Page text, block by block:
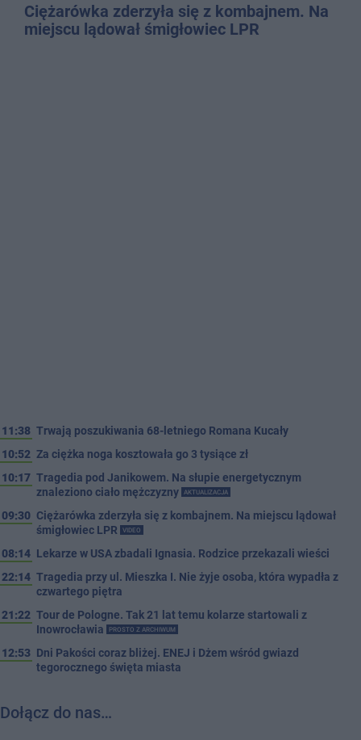
Ciężarówka zderzyła się z kombajnem. Na
miejscu lądował śmigłowiec LPR
11:38 Trwają poszukiwania 68-letniego Romana Kucały
10:52 Za ciężka noga kosztowała go 3 tysiące zł
10:17 Tragedia pod Janikowem. Na słupie energetycznym
znaleziono ciało mężczyzny
AKTUALIZACJA
09:30 Ciężarówka zderzyła się z kombajnem. Na miejscu lądował
śmigłowiec LPR
VIDEO
08:14 Lekarze w USA zbadali Ignasia. Rodzice przekazali wieści
22:14 Tragedia przy ul. Mieszka I. Nie żyje osoba, która wypadła z
czwartego piętra
21:22 Tour de Pologne. Tak 21 lat temu kolarze startowali z
Inowrocławia
PROSTO Z ARCHIWUM
12:53 Dni Pakości coraz bliżej. ENEJ i Dżem wśród gwiazd
tegorocznego święta miasta
Dołącz do nas…